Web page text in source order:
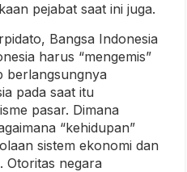
pejabat saat ini juga.
Bangsa Indonesia
harus “mengemis”
berlangsungnya
pada saat itu
pasar. Dimana
“kehidupan”
sistem ekonomi dan
Otoritas negara